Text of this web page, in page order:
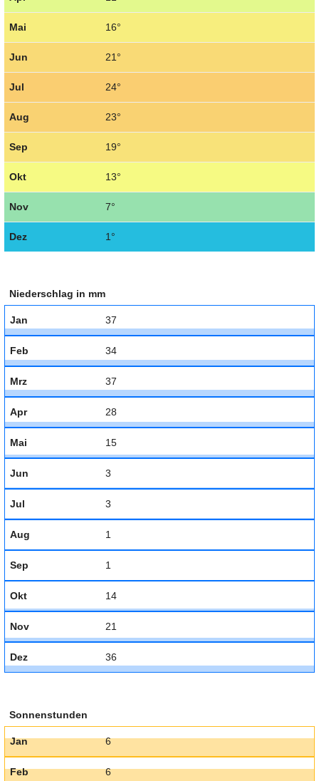
Mai 16°
Jun 21°
Jul 24°
Aug 23°
Sep 19°
Okt 13°
Nov 7°
Dez 1°
Niederschlag in mm
Jan 37
Feb 34
Mrz 37
Apr 28
Mai 15
Jun 3
Jul 3
Aug 1
Sep 1
Okt 14
Nov 21
Dez 36
Sonnenstunden
Jan 6
Feb 6